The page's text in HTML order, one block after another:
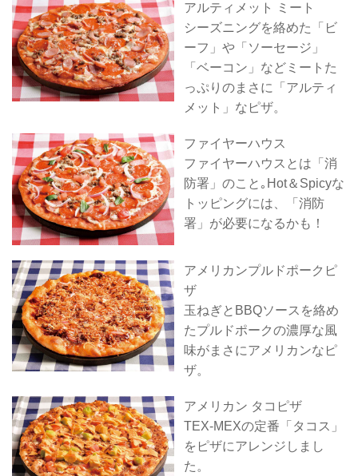
アルティメット ミート
シーズニングを絡めた「ビ
ーフ」や「ソーセージ」
「ベーコン」などミートた
っぷりのまさに「アルティ
メット」なピザ。
ファイヤーハウス
ファイヤーハウスとは「消
防署」のこと｡Hot＆Spicyな
トッピングには、「消防
署」が必要になるかも！
アメリカンプルドポークピ
ザ
玉ねぎとBBQソースを絡め
たプルドポークの濃厚な風
味がまさにアメリカンなピ
ザ。
アメリカン タコピザ
TEX-MEXの定番「タコス」
をピザにアレンジしまし
た。